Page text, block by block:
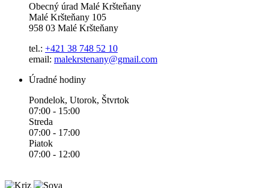
Obecný úrad Malé Kršteňany
Malé Kršteňany 105
958 03 Malé Kršteňany
tel.: +421 38 748 52 10
email: malekrstenany@gmail.com
Úradné hodiny
Pondelok, Utorok, Štvrtok
07:00 - 15:00
Streda
07:00 - 17:00
Piatok
07:00 - 12:00